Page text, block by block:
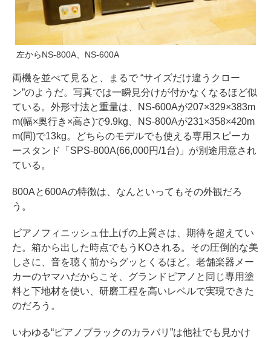
左からNS-800A、NS-600A
両機を並べて見ると、まるで “サイズだけ違うクロー
ン”のようだ。写真では一瞬見分けが付かなくなるほど似
ている。外形寸法と重量は、NS-600Aが207×329×383m
m(幅×奥行き×高さ)で9.9kg、NS-800Aが231×358×420m
m(同)で13kg。どちらのモデルでも使える専用スピーカ
ースタンド「SPS-800A(66,000円/1台)」が別途用意され
ている。
800Aと600Aの特徴は、なんといってもその外観だろ
う。
ピアノフィニッシュ仕上げの上質さは、期待を超えてい
た。箱から出した時点でもうKOされる。その圧倒的な美
しさに、音を聴く前からグッとくるほど。老舗楽器メー
カーのヤマハだからこそ、グランドピアノと同じ専用塗
料と下地材を使い、研磨工程を高いレベルで実現できた
のだろう。
いわゆる“ピアノブラックのカラバリ”は他社でも見かけ